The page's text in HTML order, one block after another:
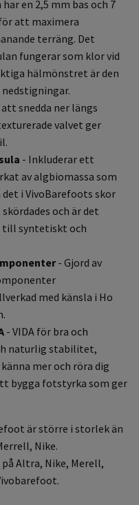
en 2,5 mm bas och 7
att maximera
terräng. Det
fungerar som klor vid
hälmönstret är den
snedda ner längs
valvet ger
- Inkluderar ett
av algbiomassa som
det i VivoBarefoots skor
och är det
syntetiskt och
- Gjord av
med känsla i Ho
- VIDA för bra och
naturlig stabilitet,
mer och röra dig
bygga fotstyrka som ger
är större i storlek än
Nike.
på Altra, Nike, Merell,